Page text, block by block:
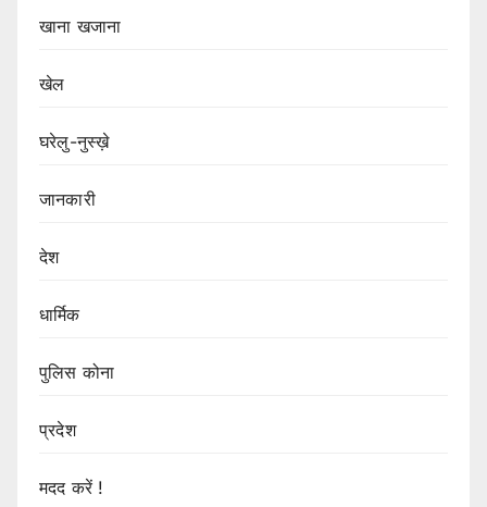
खाना खजाना
खेल
घरेलु-नुस्ख़े
जानकारी
देश
धार्मिक
पुलिस कोना
प्रदेश
मदद करें !